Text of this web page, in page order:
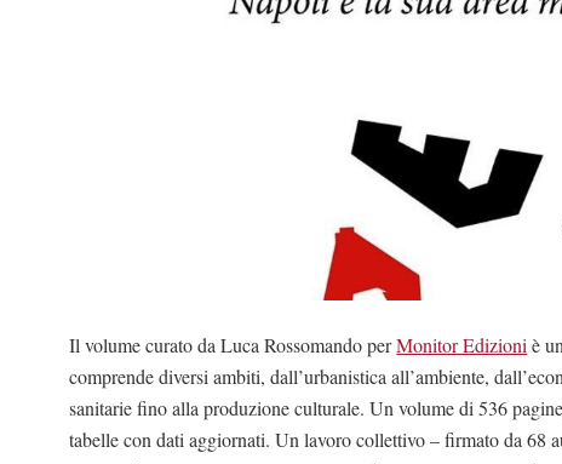
Il volume curato da Luca Rossomando perMonitor Edizioni è
comprende diversi ambiti, dall’urbanistica all’ambiente,
sanitarie fino alla produzione culturale. Un volume di 536
tabelle con dati aggiornati. Un lavoro collettivo – firmato da 68